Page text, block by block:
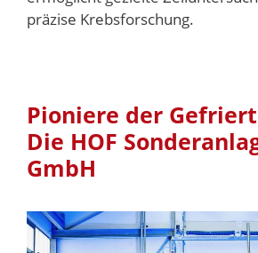
präzise Krebsforschung.
Pioniere der
Die HOF
GmbH